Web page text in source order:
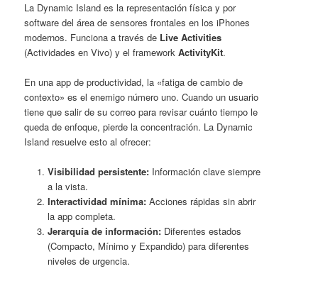
La Dynamic Island es la representación física y por
software del área de sensores frontales en los iPhones
modernos. Funciona a través de Live Activities
(Actividades en Vivo) y el frameworkActivityKit.
En una app de productividad, la «fatiga de cambio de
contexto» es el enemigo número uno. Cuando un usuario
tiene que salir de su correo para revisar cuánto tiempo le
queda de enfoque, pierde la concentración. La Dynamic
Island resuelve esto al ofrecer:
Visibilidad persistente:Información clave siempre
a la vista.
Interactividad mínima:Acciones rápidas sin abrir
la app completa.
Jerarquía de información:Diferentes estados
(Compacto, Mínimo y Expandido) para diferentes
niveles de urgencia.